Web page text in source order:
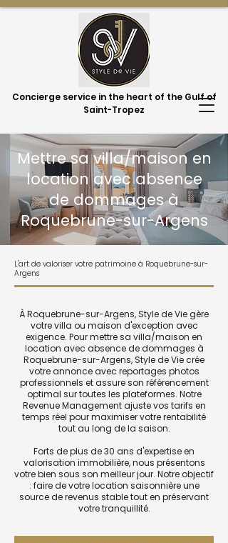
Concierge service in the heart of the Gulf of
Saint-Tropez
Mettre sa villa/maison en
location avec absence
de dommages à
Roquebrune-sur-Argens
L'art de valoriser votre patrimoine à Roquebrune-sur-
Argens
À Roquebrune-sur-Argens, Style de Vie gère
votre villa ou maison d'exception avec
exigence. Pour mettre sa villa/maison en
location avec absence de dommages à
Roquebrune-sur-Argens, Style de Vie crée
votre annonce avec reportages photos
professionnels et assure son référencement
optimal sur toutes les plateformes. Notre
Revenue Management ajuste vos tarifs en
temps réel pour maximiser votre rentabilité
tout au long de la saison.
Forts de plus de 30 ans d'expertise en
valorisation immobilière, nous présentons
votre bien sous son meilleur jour. Notre objectif
: faire de votre location saisonnière une
source de revenus stable tout en préservant
votre tranquillité.